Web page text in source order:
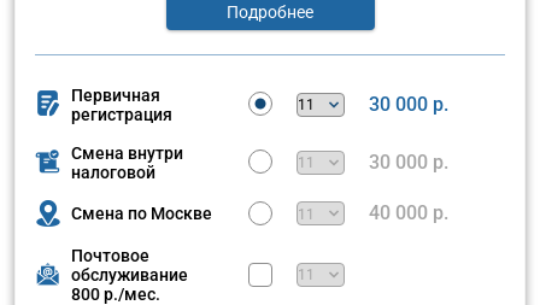
Подробнее
Первичная
регистрация
30 000 р.
Смена внутри
налоговой
30 000 р.
Смена по Москве 40 000 р.
Почтовое
обслуживание
800 р./мес.